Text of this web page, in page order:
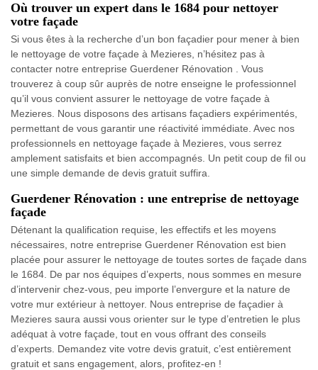
Où trouver un expert dans le 1684 pour nettoyer
votre façade
Si vous êtes à la recherche d’un bon façadier pour mener à bien
le nettoyage de votre façade à Mezieres, n’hésitez pas à
contacter notre entreprise Guerdener Rénovation . Vous
trouverez à coup sûr auprès de notre enseigne le professionnel
qu’il vous convient assurer le nettoyage de votre façade à
Mezieres. Nous disposons des artisans façadiers expérimentés,
permettant de vous garantir une réactivité immédiate. Avec nos
professionnels en nettoyage façade à Mezieres, vous serrez
amplement satisfaits et bien accompagnés. Un petit coup de fil ou
une simple demande de devis gratuit suffira.
Guerdener Rénovation : une entreprise de nettoyage
façade
Détenant la qualification requise, les effectifs et les moyens
nécessaires, notre entreprise Guerdener Rénovation est bien
placée pour assurer le nettoyage de toutes sortes de façade dans
le 1684. De par nos équipes d’experts, nous sommes en mesure
d’intervenir chez-vous, peu importe l’envergure et la nature de
votre mur extérieur à nettoyer. Nous entreprise de façadier à
Mezieres saura aussi vous orienter sur le type d’entretien le plus
adéquat à votre façade, tout en vous offrant des conseils
d’experts. Demandez vite votre devis gratuit, c’est entièrement
gratuit et sans engagement, alors, profitez-en !